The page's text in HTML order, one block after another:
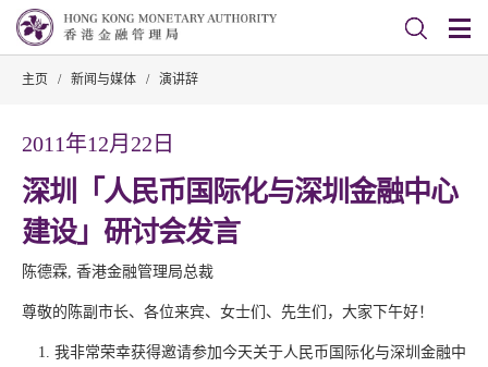
主页 / 新闻与媒体 / 演讲辞
2011年12月22日
深圳「人民币国际化与深圳金融中心
建设」研讨会发言
陈德霖, 香港金融管理局总裁
尊敬的陈副市长、各位来宾、女士们、先生们，大家下午好！
我非常荣幸获得邀请参加今天关于人民币国际化与深圳金融中